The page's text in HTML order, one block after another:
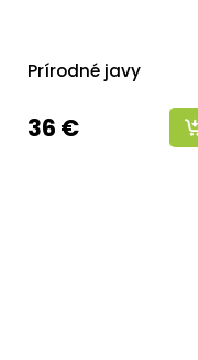
Prírodné javy
36 €